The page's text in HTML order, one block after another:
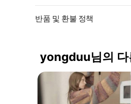
반품 및 환불 정책
yongduu님의 다